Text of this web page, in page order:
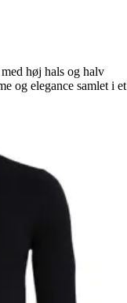
høj hals og halv
og elegance samlet i et